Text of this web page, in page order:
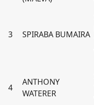
3 SPIRABA BUMAIRA
4
ANTHONY
WATERER